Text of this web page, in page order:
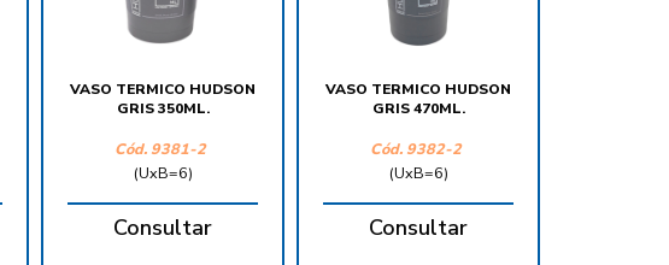
VASO TERMICO HUDSON
GRIS 350ML.
Cód. 9381-2
(UxB=6)
Consultar
VASO TERMICO HUDSON
GRIS 470ML.
Cód. 9382-2
(UxB=6)
Consultar